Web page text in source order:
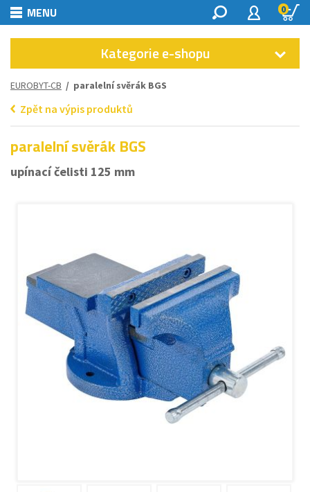
MENU 0
Kategorie e-shopu
EUROBYT-CB / paralelní svěrák BGS
Zpět na výpis produktů
paralelní svěrák BGS
upínací čelisti 125 mm